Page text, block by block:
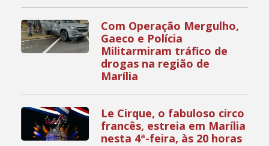
Com Operação Mergulho,
Gaeco e Polícia
Militarmiram tráfico de
drogas na região de
Marília
Le Cirque, o fabuloso circo
francês, estreia em Marília
nesta 4ª-feira, às 20 horas